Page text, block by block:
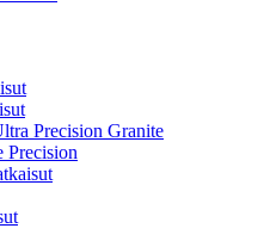
Precision Granite
Precision